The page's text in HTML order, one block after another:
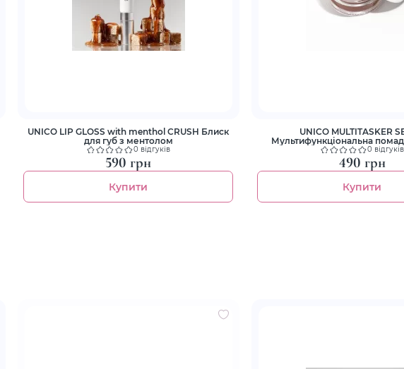
UNICO LIP GLOSS with menthol CRUSH Блиск
для губ з ментолом
0 відгуків
590 грн
Купити
UNICO MULTITASKER
Мультифункціональна
макіяжу обличчя
0 відгуків
490 грн
Купити